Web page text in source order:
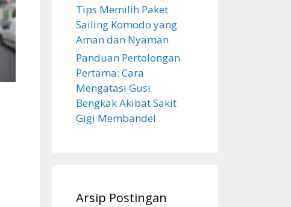
Tips Memilih Paket
Sailing Komodo yang
Aman dan Nyaman
Panduan Pertolongan
Pertama: Cara
Mengatasi Gusi
Bengkak Akibat Sakit
Gigi Membandel
Arsip Postingan